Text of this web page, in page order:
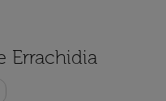
Errachidia